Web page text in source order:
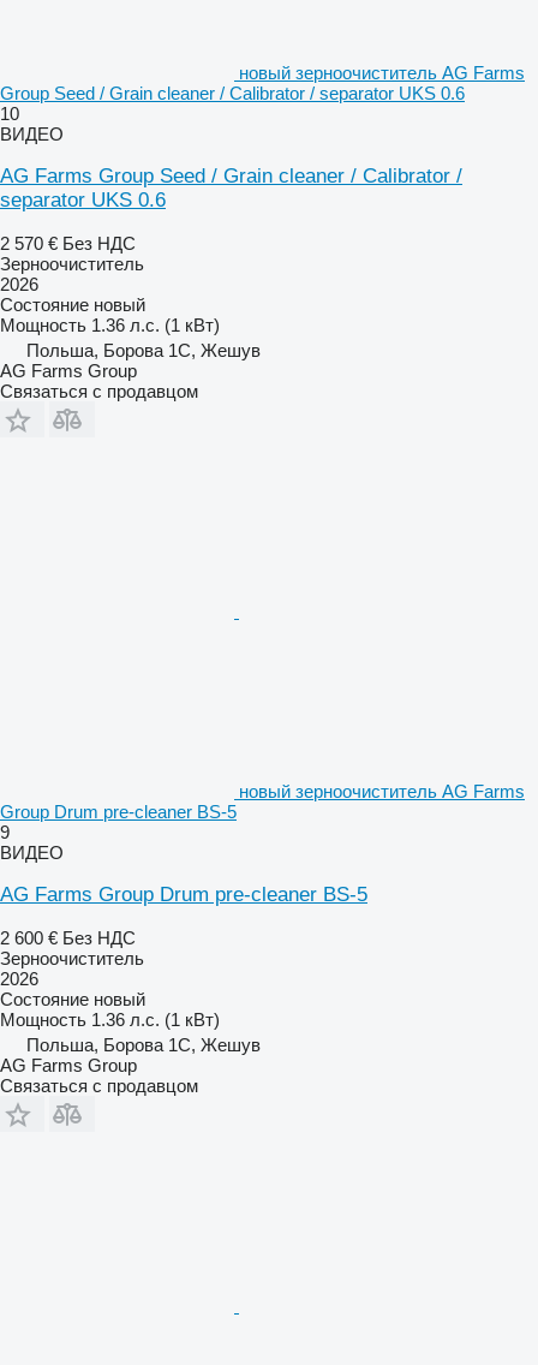
новый зерноочиститель AG Farms
Group Seed / Grain cleaner / Calibrator / separator UKS 0.6
10
ВИДЕО
AG Farms Group Seed / Grain cleaner / Calibrator /
separator UKS 0.6
2 570 € Без НДС
Зерноочиститель
2026
Состояние новый
Мощность 1.36 л.с. (1 кВт)
Польша, Борова 1С, Жешув
AG Farms Group
Связаться с продавцом
новый зерноочиститель AG Farms
Group Drum pre-cleaner BS-5
9
ВИДЕО
AG Farms Group Drum pre-cleaner BS-5
2 600 € Без НДС
Зерноочиститель
2026
Состояние новый
Мощность 1.36 л.с. (1 кВт)
Польша, Борова 1С, Жешув
AG Farms Group
Связаться с продавцом